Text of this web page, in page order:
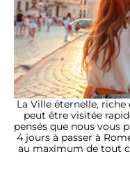
La Ville éternelle,
peut être visitée
pensés que nous vous
4 jours à passer à
au maximum de tout